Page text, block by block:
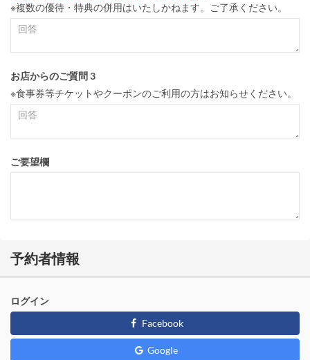
※複数の優待・特典の併用はいたしかねます。ご了承ください。
お店からのご質問 3
※食事券等チケットやクーポンのご利用の方はお知らせください。
ご要望欄
予約者情報
ログイン
Facebook
Google